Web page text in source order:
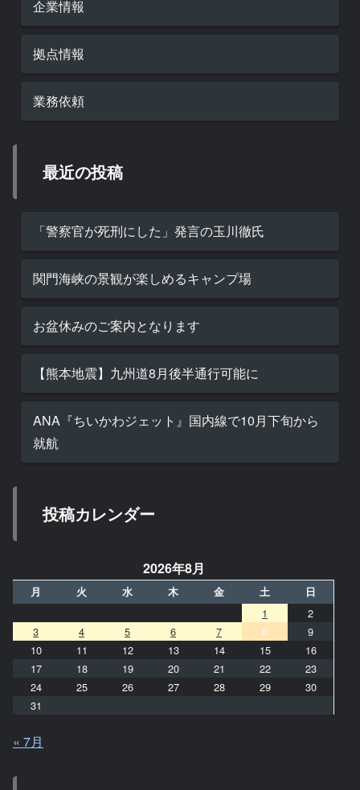
企業情報
拠点情報
業務依頼
最近の投稿
「警察官が死刑にした」発言の玉川徹氏
関門海峡の景観が楽しめるキャンプ場
お盆休みのご案内となります
【熊本地震】九州道8月後半通行可能に
ANA『ちいかわジェット』国内線で10月下旬から
就航
投稿カレンダー
2026年8月
月 火 水 木 金 土 日
1
2
3
4 5 6 7 8
9
10
11 12 13 14 15
16
17
18 19 20 21 22
23
24
25 26 27 28 29
30
31
« 7月